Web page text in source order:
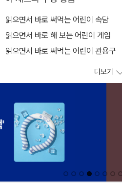
읽으면서 바로 써먹는 어린이 속담
읽으면서 바로 해 보는 어린이 게임
읽으면서 바로 써먹는 어린이 관용구
더보기